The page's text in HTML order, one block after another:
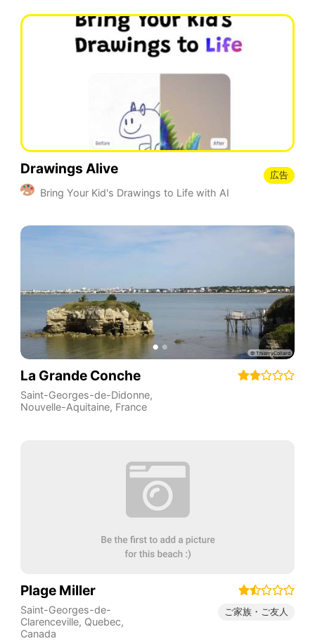
Drawings Alive
Bring Your Kid's Drawings to Life with AI
広告
La Grande Conche
Saint-Georges-de-Didonne,
Nouvelle-Aquitaine, France
Plage Miller
Saint-Georges-de-
Clarenceville, Quebec,
Canada
ご家族・ご友人